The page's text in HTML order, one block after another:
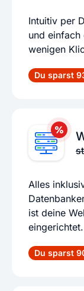
Intuitiv per
und einfach
wenigen
Du sparst
Alles
ist deine
eingerichtet.
Du sparst